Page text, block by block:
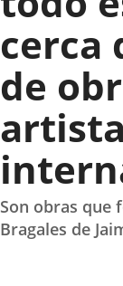
cerca
de
Son obras que
Bragales de